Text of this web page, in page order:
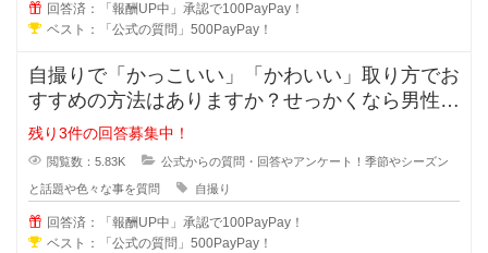
回答済：「報酬UP中」承認で100PayPay！
ベスト：「公式の質問」500PayPay！
自撮りで「かっこいい」「かわいい」取り方でお
すすめの方法はありますか？せっかくなら男性な
らかっこよく写真を写りたいと思い
残り3件の回答募集中！
閲覧数：5.83K 公式からの質問・回答やアンケート！季節やシーズン
と話題や色々な事を質問 自撮り
回答済：「報酬UP中」承認で100PayPay！
ベスト：「公式の質問」500PayPay！